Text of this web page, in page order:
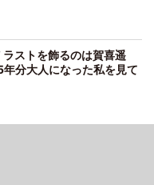
ストを飾るのは賀喜遥
分大人になった私を見て